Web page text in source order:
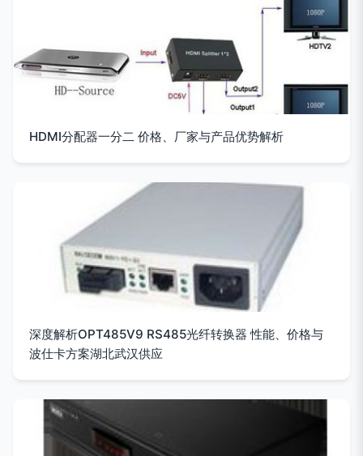
HDMI分配器一分二 价格、厂家与产品优势解析
深度解析OPT485V9 RS485光纤转换器 性能、价格与
波仕卡方案湖北武汉供应